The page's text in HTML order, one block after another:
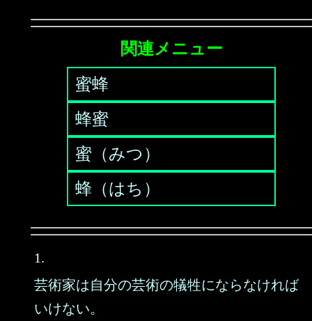
関連メニュー
蜜蜂
蜂蜜
蜜（みつ）
蜂（はち）
1.
芸術家は自分の芸術の犠牲にならなければ
いけない。